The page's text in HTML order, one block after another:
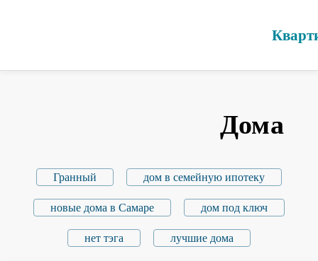
Дома
Гранный дом в семейную ипотеку
новые дома в Самаре дом под ключ
нет тэга лучшие дома